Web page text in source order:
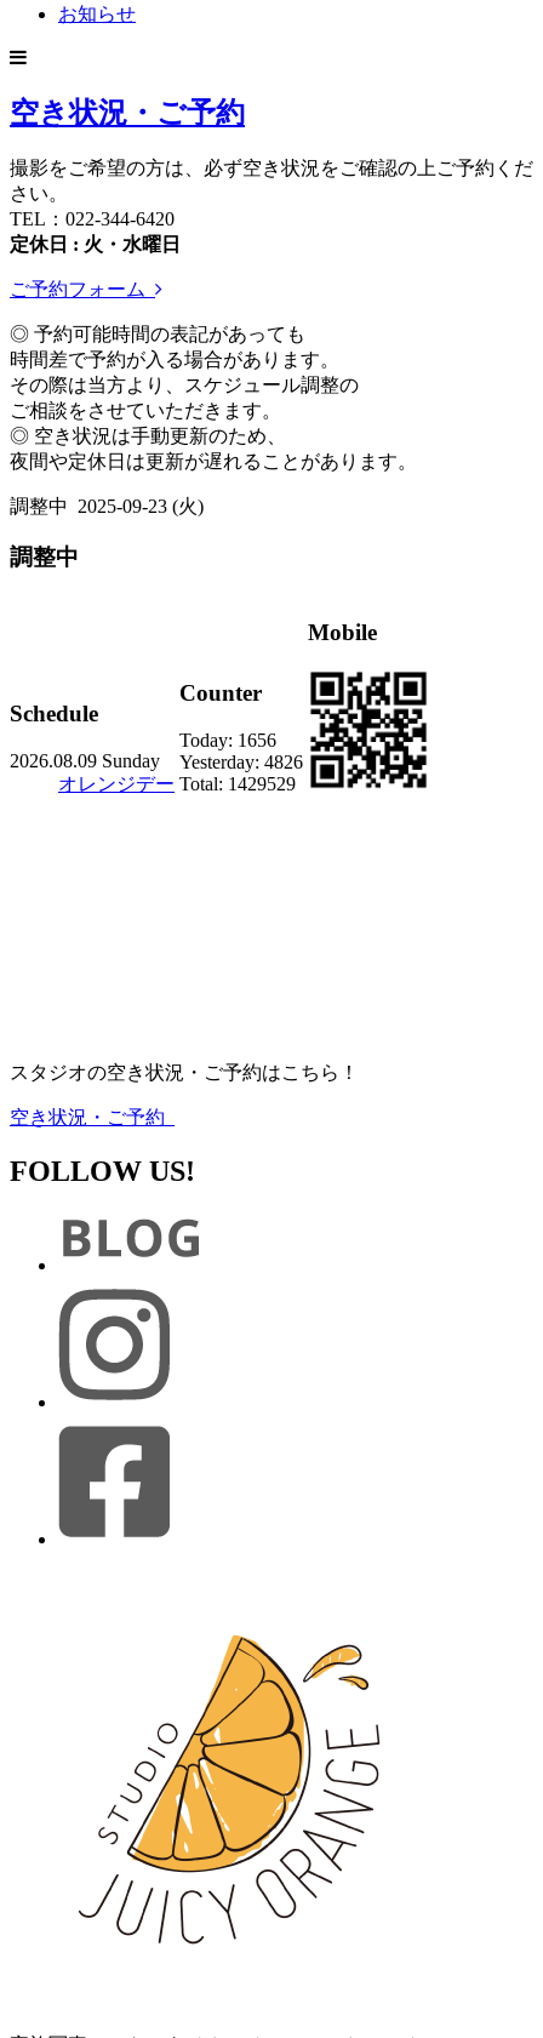
お知らせ
空き状況・ご予約
撮影をご希望の方は、必ず空き状況をご確認の上ご予約くだ
さい。
TEL：022-344-6420
定休日 : 火・水曜日
ご予約フォーム
◎ 予約可能時間の表記があっても
時間差で予約が入る場合があります。
その際は当方より、スケジュール調整の
ご相談をさせていただきます。
◎ 空き状況は手動更新のため、
夜間や定休日は更新が遅れることがあります。
調整中 2025-09-23 (火)
調整中
Schedule
2026.08.09 Sunday
オレンジデー
Counter
Today: 1656
Yesterday: 4826
Total: 1429529
Mobile
スタジオの空き状況・ご予約はこちら！
空き状況・ご予約
FOLLOW US!